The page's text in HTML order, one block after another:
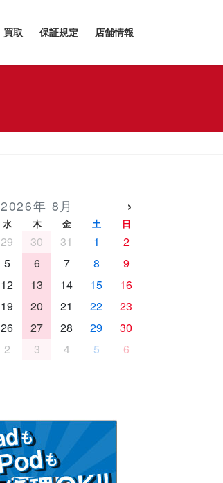
買取 保証規定 店舗情報
2026年 8月 ›
水 木 金 土 日
29 30 31 1
2
5 6 7 8
9
12 13 14 15
16
19 20 21 22
23
26 27 28 29
30
2 3 4 5 6